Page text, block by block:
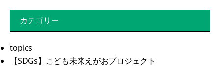
カテゴリー
topics
【SDGs】こども未来えがおプロジェクト